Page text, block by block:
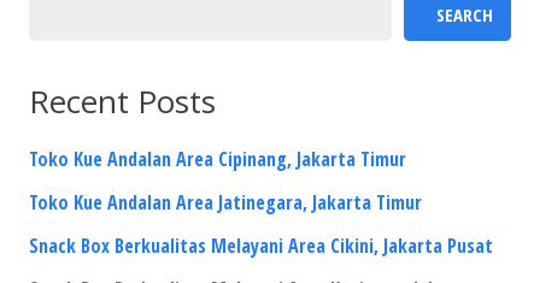
SEARCH
Recent Posts
Toko Kue Andalan Area Cipinang, Jakarta Timur
Toko Kue Andalan Area Jatinegara, Jakarta Timur
Snack Box Berkualitas Melayani Area Cikini, Jakarta Pusat